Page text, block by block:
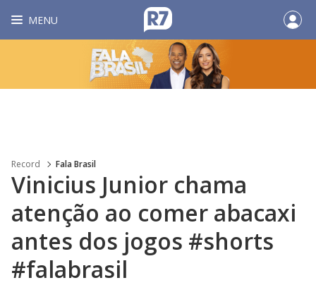
MENU
Record Fala Brasil
Vinicius Junior chama
atenção ao comer abacaxi
antes dos jogos #shorts
#falabrasil